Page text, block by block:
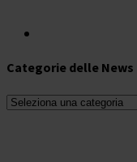
Categorie delle News
Categorie